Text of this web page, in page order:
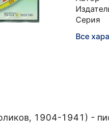
Серия
Все
1904-1941) -